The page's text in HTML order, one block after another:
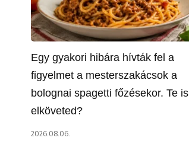
Egy gyakori hibára hívták fel a
figyelmet a mesterszakácsok a
bolognai spagetti főzésekor. Te is
elköveted?
2026.08.06.